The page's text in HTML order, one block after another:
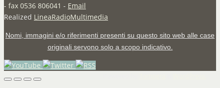
- fax 0536 806041 - Email
Realized LineaRadioMultimedia
Nomi, immagini e/o riferimenti presenti su questo sito web alle case
originali servono solo a scopo indicativo.